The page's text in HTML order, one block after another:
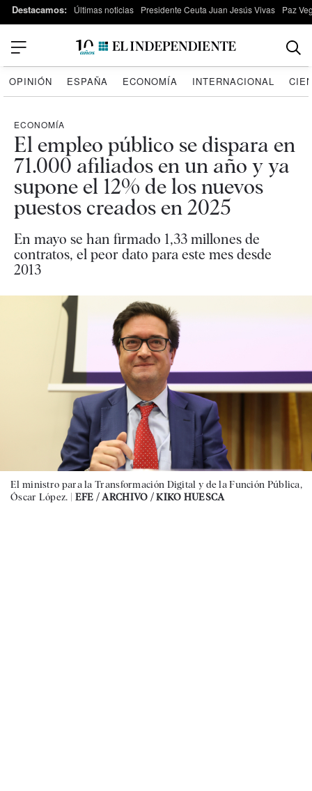
Destacamos: Últimas noticias Presidente Ceuta Juan Jesús Vivas Paz
OPINIÓN ESPAÑA ECONOMÍA INTERNACIONAL
ECONOMÍA
El empleo público se dispara en
71.000 afiliados en un año y ya
supone el 12% de los nuevos
puestos creados en 2025
En mayo se han firmado 1,33 millones de
contratos, el peor dato para este mes desde
2013
El ministro para la Transformación Digital y de la Función Pública,
Óscar López. | EFE / ARCHIVO / KIKO HUESCA